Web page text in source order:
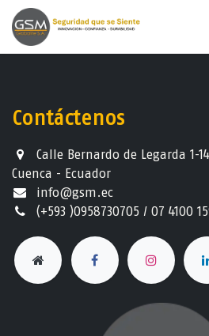
Ir al contenido
Contáctenos
Calle Bernardo de Legarda 1-
Cuenca - Ecuador
info@gsm.ec​
(+593 )0958730705 / 07 4100